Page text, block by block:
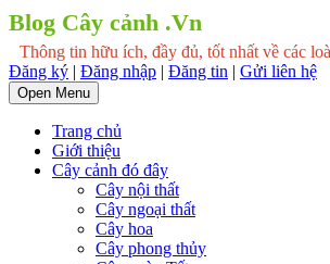
Blog Cây cảnh .Vn
Thông tin hữu ích, đầy đủ, tốt nhất về các
Đăng ký | Đăng nhập | Đăng tin | Gửi liên hệ
Open Menu
Trang chủ
Giới thiệu
Cây cảnh đó đây
Cây nội thất
Cây ngoại thất
Cây hoa
Cây phong thủy